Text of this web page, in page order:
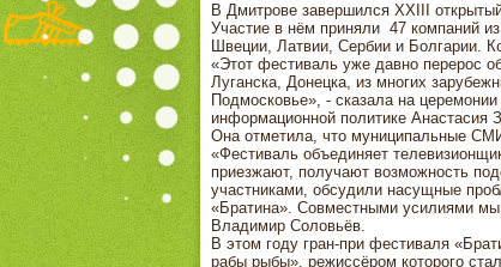
В Дмитрове завершился XXIII
Участие в нём приняли 47 компаний
Швеции, Латвии, Сербии и Болгарии.
«Этот фестиваль уже давно перерос
Луганска, Донецка, из многих
Подмосковье», - сказала на
информационной политике Анастасия
Она отметила, что муниципальные
«Фестиваль объединяет
приезжают, получают возможность
участниками, обсудили насущные
«Братина». Совместными усилиями
Владимир Соловьёв.
В этом году гран-при фестиваля
рабы рыбы», режиссёром которого